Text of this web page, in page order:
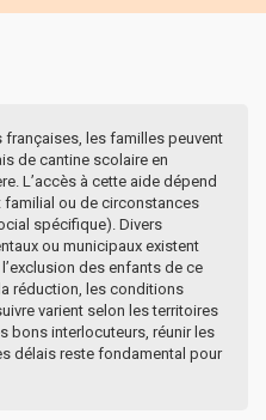
les familles peuvent
de cantine scolaire en
L’accès à cette aide dépend
familial ou de circonstances
spécifique). Divers
ou municipaux existent
des enfants de ce
réduction, les conditions
varient selon les territoires
bons interlocuteurs, réunir les
délais reste fondamental pour